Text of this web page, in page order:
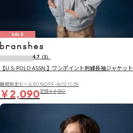
SALE
4.7 （3）
【U.S. POLO ASSN.】ワンポイント刺繍長袖ジャケット
期間限定セール50％OFF~8/12 11:59
￥2,090定価￥4,180